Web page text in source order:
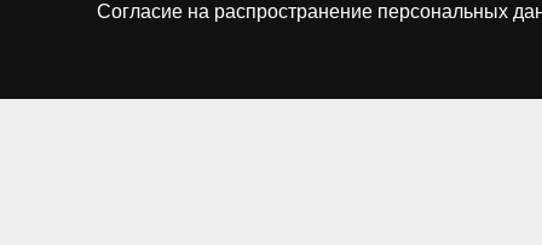
Согласие на распространение персональных